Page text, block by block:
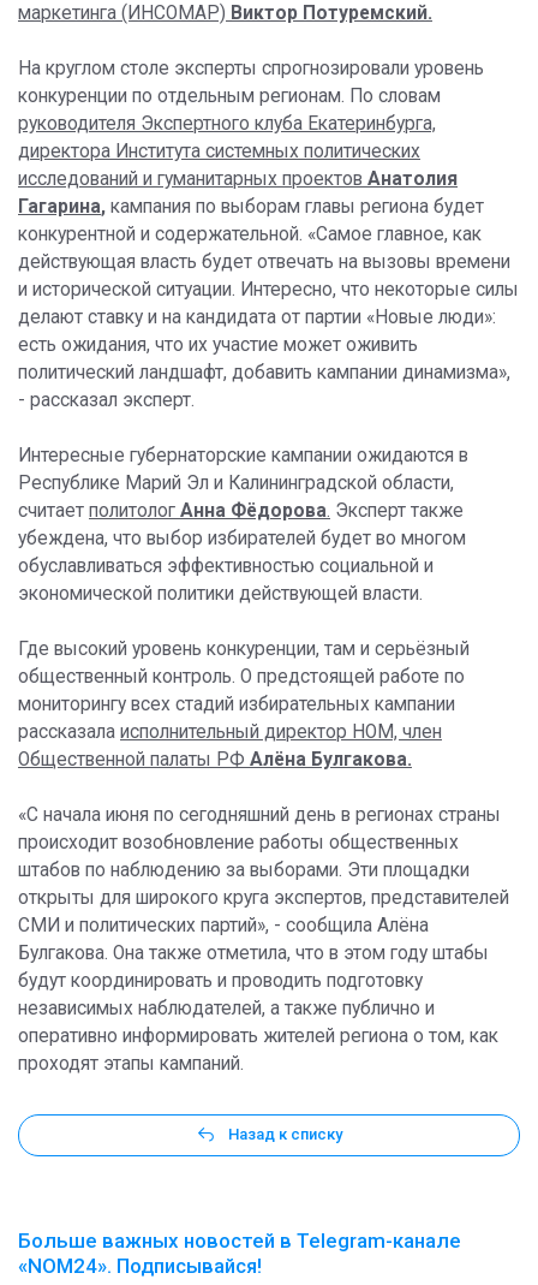
маркетинга (ИНСОМАР) Виктор Потуремский.
На круглом столе эксперты спрогнозировали уровень
конкуренции по отдельным регионам. По словам
руководителя Экспертного клуба Екатеринбурга,
директора Института системных политических
исследований и гуманитарных проектов Анатолия
Гагарина, кампания по выборам главы региона будет
конкурентной и содержательной. «Самое главное, как
действующая власть будет отвечать на вызовы времени
и исторической ситуации. Интересно, что некоторые силы
делают ставку и на кандидата от партии «Новые люди»:
есть ожидания, что их участие может оживить
политический ландшафт, добавить кампании динамизма»,
- рассказал эксперт.
Интересные губернаторские кампании ожидаются в
Республике Марий Эл и Калининградской области,
считает политолог Анна Фёдорова. Эксперт также
убеждена, что выбор избирателей будет во многом
обуславливаться эффективностью социальной и
экономической политики действующей власти.
Где высокий уровень конкуренции, там и серьёзный
общественный контроль. О предстоящей работе по
мониторингу всех стадий избирательных кампании
рассказала исполнительный директор НОМ, член
Общественной палаты РФ Алёна Булгакова.
«С начала июня по сегодняшний день в регионах страны
происходит возобновление работы общественных
штабов по наблюдению за выборами. Эти площадки
открыты для широкого круга экспертов, представителей
СМИ и политических партий», - сообщила Алёна
Булгакова. Она также отметила, что в этом году штабы
будут координировать и проводить подготовку
независимых наблюдателей, а также публично и
оперативно информировать жителей региона о том, как
проходят этапы кампаний.
Назад к списку
Больше важных новостей в Telegram-канале
«NOM24». Подписывайся!